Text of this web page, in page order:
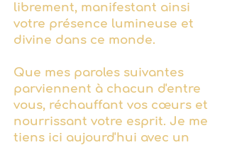
librement, manifestant ainsi
votre présence lumineuse et
divine dans ce monde.
Que mes paroles suivantes
parviennent à chacun d'entre
vous, réchauffant vos cœurs et
nourrissant votre esprit. Je me
tiens ici aujourd'hui avec un